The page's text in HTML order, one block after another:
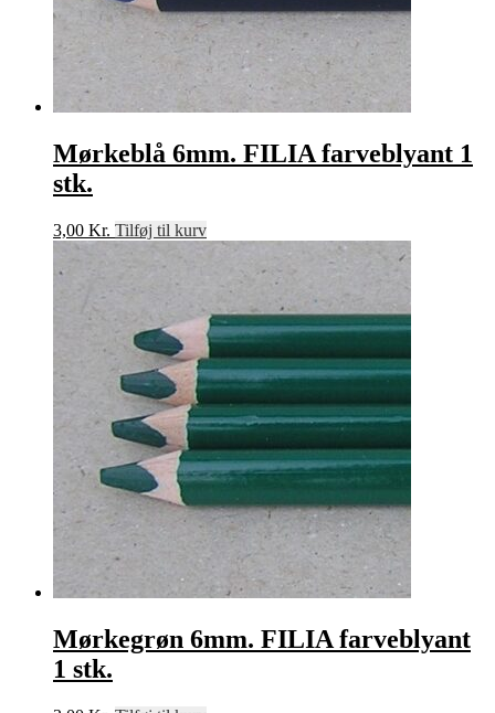
Mørkeblå 6mm. FILIA farveblyant 1
stk.
3,00 Kr. Tilføj til kurv
Mørkegrøn 6mm. FILIA farveblyant
1 stk.